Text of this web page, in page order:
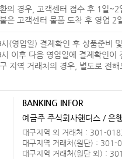
의 경우, 고객센터 접수 후 1일~2
은 고객센터 물품 도착 후 영업 2
(영업일) 결제확인 후 상품준비
이후 다음 영업일에 결제확인이
지역 거래처의 경우, 별도로 전
BANKING INFOR
예금주 주식회사핸디스 / 은
대구지역 외 거래처 : 301-
대구지역 거래처(원단) :
대구지역 거래처(원단 외) :